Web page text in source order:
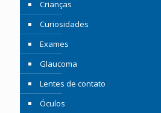
Crianças
Curiosidades
Exames
Glaucoma
Lentes de contato
Óculos